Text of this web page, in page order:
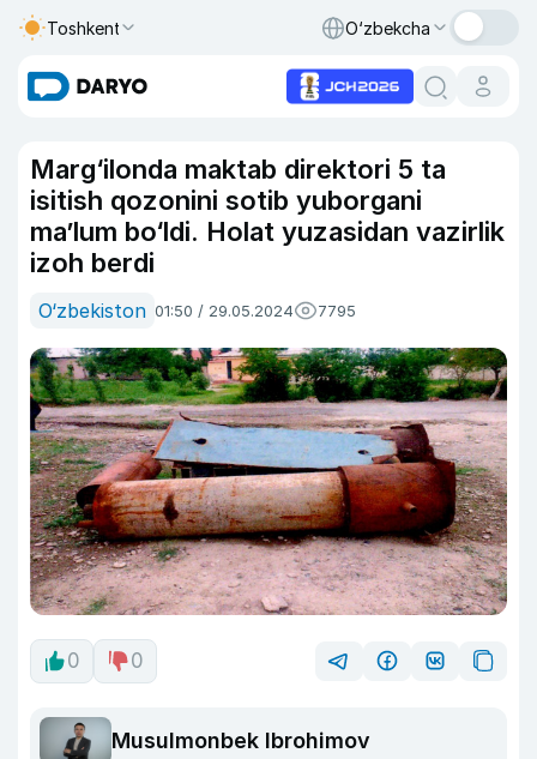
Toshkent O‘zbekcha
Marg‘ilonda maktab direktori 5 ta
isitish qozonini sotib yuborgani
ma’lum bo‘ldi. Holat yuzasidan vazirlik
izoh berdi
O‘zbekiston 01:50 / 29.05.2024 7795
0 0
Musulmonbek Ibrohimov